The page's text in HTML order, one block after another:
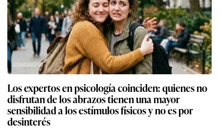
Los expertos en psicología coinciden: quienes no
disfrutan de los abrazos tienen una mayor
sensibilidad a los estímulos físicos y no es por
desinterés